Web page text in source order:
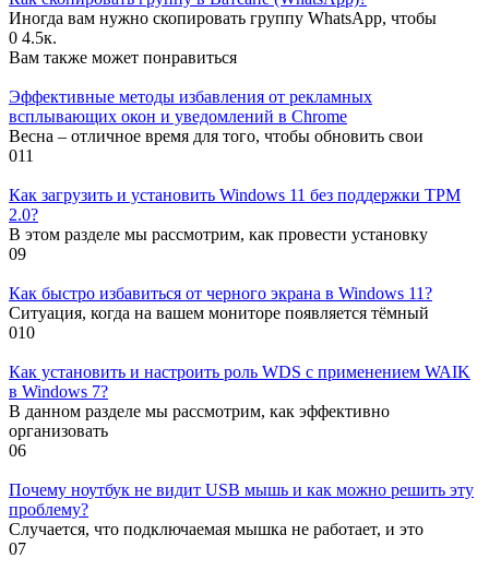
Иногда вам нужно скопировать группу WhatsApp, чтобы
0 4.5к.
Вам также может понравиться
Эффективные методы избавления от рекламных
всплывающих окон и уведомлений в Chrome
Весна – отличное время для того, чтобы обновить свои
011
Как загрузить и установить Windows 11 без поддержки TPM
2.0?
В этом разделе мы рассмотрим, как провести установку
09
Как быстро избавиться от черного экрана в Windows 11?
Ситуация, когда на вашем мониторе появляется тёмный
010
Как установить и настроить роль WDS с применением WAIK
в Windows 7?
В данном разделе мы рассмотрим, как эффективно
организовать
06
Почему ноутбук не видит USB мышь и как можно решить эту
проблему?
Случается, что подключаемая мышка не работает, и это
07